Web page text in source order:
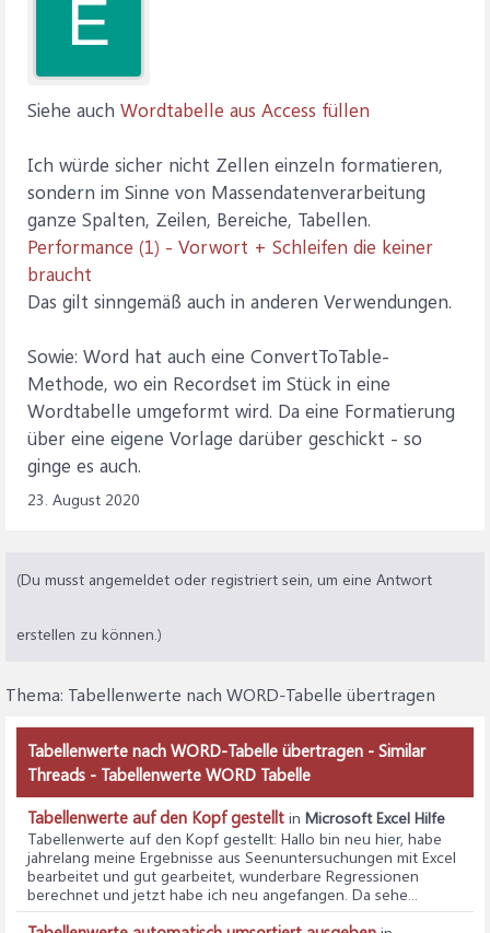
>>>>>>>>>>>>>>>>>>>>>>>>>>>>>>>>>
Set rcsHinter = Nothing
Set db = Nothing
HeightRule:=wdRowHeightExactly
.Cell(intZeile, 1).Width = MillimetersToPoints(50)
.Cell(intZeile, 3).Width = MillimetersToPoints(29)
.Cell(intZeile, 4).Width = MillimetersToPoints(21.5)
wdAlignParagraphCenter
.Cell(intZeile, 5).Width = MillimetersToPoints(14)
.Cell(intZeile, 5).Range.ParagraphFormat.Alignment =
wdAlignParagraphRight
.Cell(intZeile, 1).Range = rcsHinter.Fields(3).Value
.Cell(intZeile, 2).Range = rcsHinter.Fields(10).Value
.Cell(intZeile, 3).Range = rcsHinter.Fields(5).Value
.Cell(intZeile, 5).Range = rcsHinter.Fields(8).Value & " Lwh"
intZeile = intZeile + 1
rcsHinter.MoveNext
End With
.OutsideLineStyle = wdLineStyleSingle
.InsideLineStyle = wdLineStyleSingle
End If
E
Siehe auch Wordtabelle aus Access füllen
Ich würde sicher nicht Zellen einzeln formatieren,
sondern im Sinne von Massendatenverarbeitung
ganze Spalten, Zeilen, Bereiche, Tabellen.
Performance (1) - Vorwort + Schleifen die keiner
braucht
Das gilt sinngemäß auch in anderen Verwendungen.
Sowie: Word hat auch eine ConvertToTable-
Methode, wo ein Recordset im Stück in eine
Wordtabelle umgeformt wird. Da eine Formatierung
über eine eigene Vorlage darüber geschickt - so
ginge es auch.
23. August 2020
(Du musst angemeldet oder registriert sein, um eine Antwort
erstellen zu können.)
Thema: Tabellenwerte nach WORD-Tabelle übertragen
Tabellenwerte nach WORD-Tabelle übertragen - Similar
Threads - Tabellenwerte WORD Tabelle
Tabellenwerte auf den Kopf gestellt in Microsoft Excel Hilfe
Tabellenwerte auf den Kopf gestellt: Hallo bin neu hier, habe
jahrelang meine Ergebnisse aus Seenuntersuchungen mit Excel
bearbeitet und gut gearbeitet, wunderbare Regressionen
berechnet und jetzt habe ich neu angefangen. Da sehe...